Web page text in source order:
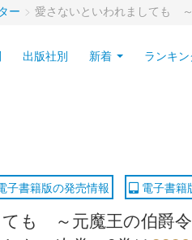
ー > 愛さないといわれましても
出版社別 新着 ランキ
子書籍版の発売情報 電子書籍
も ～元魔王の伯爵